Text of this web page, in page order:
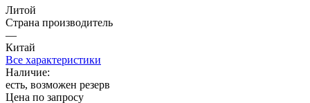
Литой
Страна производитель
—
Китай
Все характеристики
Наличие:
есть, возможен резерв
Цена по запросу